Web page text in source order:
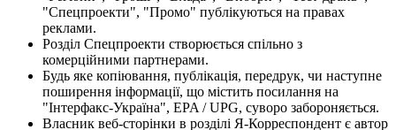
"Спецпроекти", "Промо" публікуються на правах
реклами.
Розділ Спецпроекти створюється спільно з
комерційними партнерами.
Будь яке копіювання, публікація, передрук, чи наступне
поширення інформації, що містить посилання на
"Інтерфакс-Україна", EPA / UPG, суворо забороняється.
Власник веб-сторінки в розділі Я-Корреспондент є автор